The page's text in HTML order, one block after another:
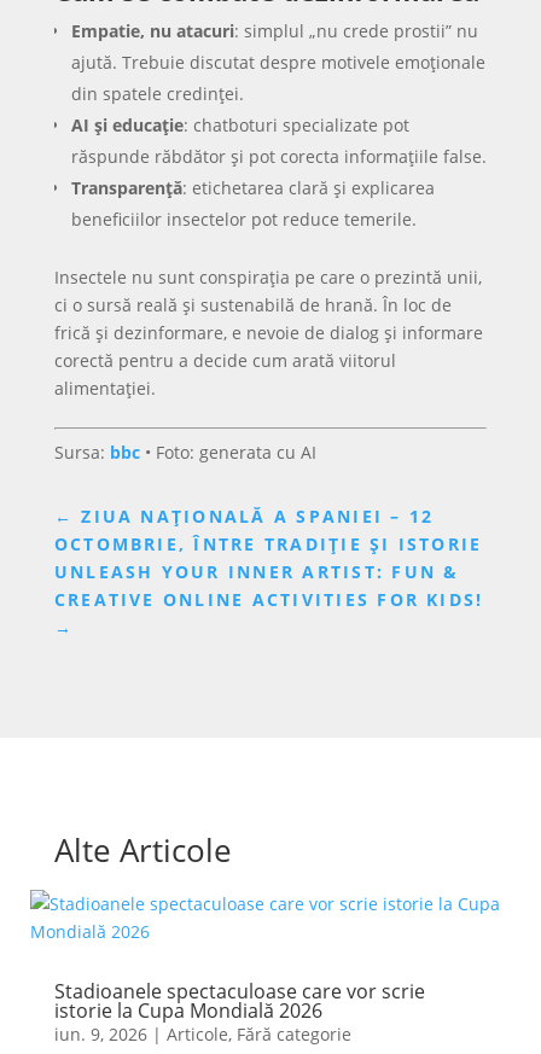
Empatie, nu atacuri: simplul „nu crede prostii” nu
ajută. Trebuie discutat despre motivele emoționale
din spatele credinței.
AI și educație: chatboturi specializate pot
răspunde răbdător și pot corecta informațiile false.
Transparență: etichetarea clară și explicarea
beneficiilor insectelor pot reduce temerile.
Insectele nu sunt conspirația pe care o prezintă unii,
ci o sursă reală și sustenabilă de hrană. În loc de
frică și dezinformare, e nevoie de dialog și informare
corectă pentru a decide cum arată viitorul
alimentației.
Sursa: bbc• Foto: generata cu AI
←ZIUA NAȚIONALĂ A SPANIEI – 12
OCTOMBRIE, ÎNTRE TRADIȚIE ȘI ISTORIE
UNLEASH YOUR INNER ARTIST: FUN &
CREATIVE ONLINE ACTIVITIES FOR KIDS!
→
Alte Articole
Stadioanele spectaculoase care vor scrie
istorie la Cupa Mondială 2026
iun. 9, 2026| Articole, Fără categorie